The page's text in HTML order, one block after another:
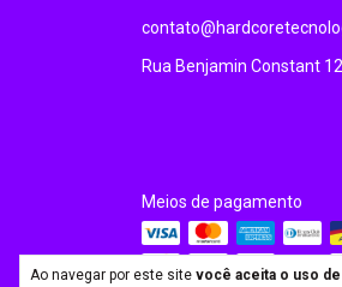
Ao navegar por este site você aceita o uso
Rua Benjamin Constant
Meios de pagamento